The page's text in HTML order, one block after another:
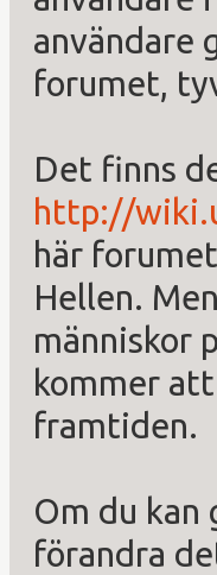
användare
forumet,
Det finns
http://
här
Hellen.
människor
kommer
framtiden.
Om du kan
förandra